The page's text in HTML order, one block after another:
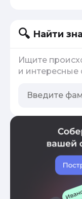
Найти
Ищите
и